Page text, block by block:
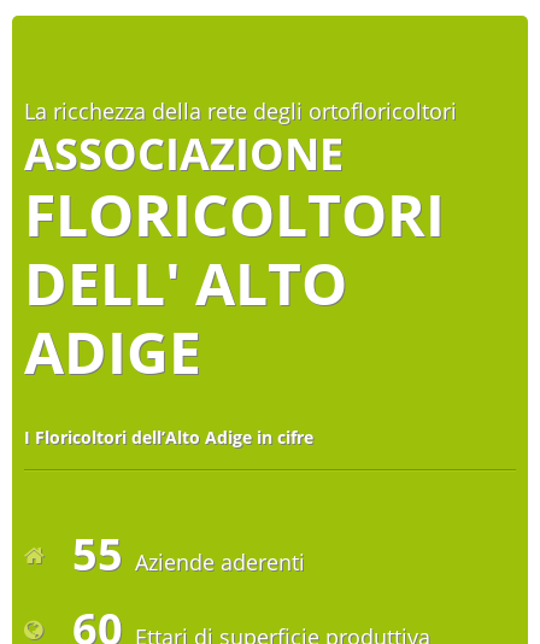
La ricchezza della rete degli ortofloricoltori
ASSOCIAZIONE
FLORICOLTORI
DELL' ALTO
ADIGE
I Floricoltori dell’Alto Adige in cifre
55 Aziende aderenti
60 Ettari di superficie produttiva